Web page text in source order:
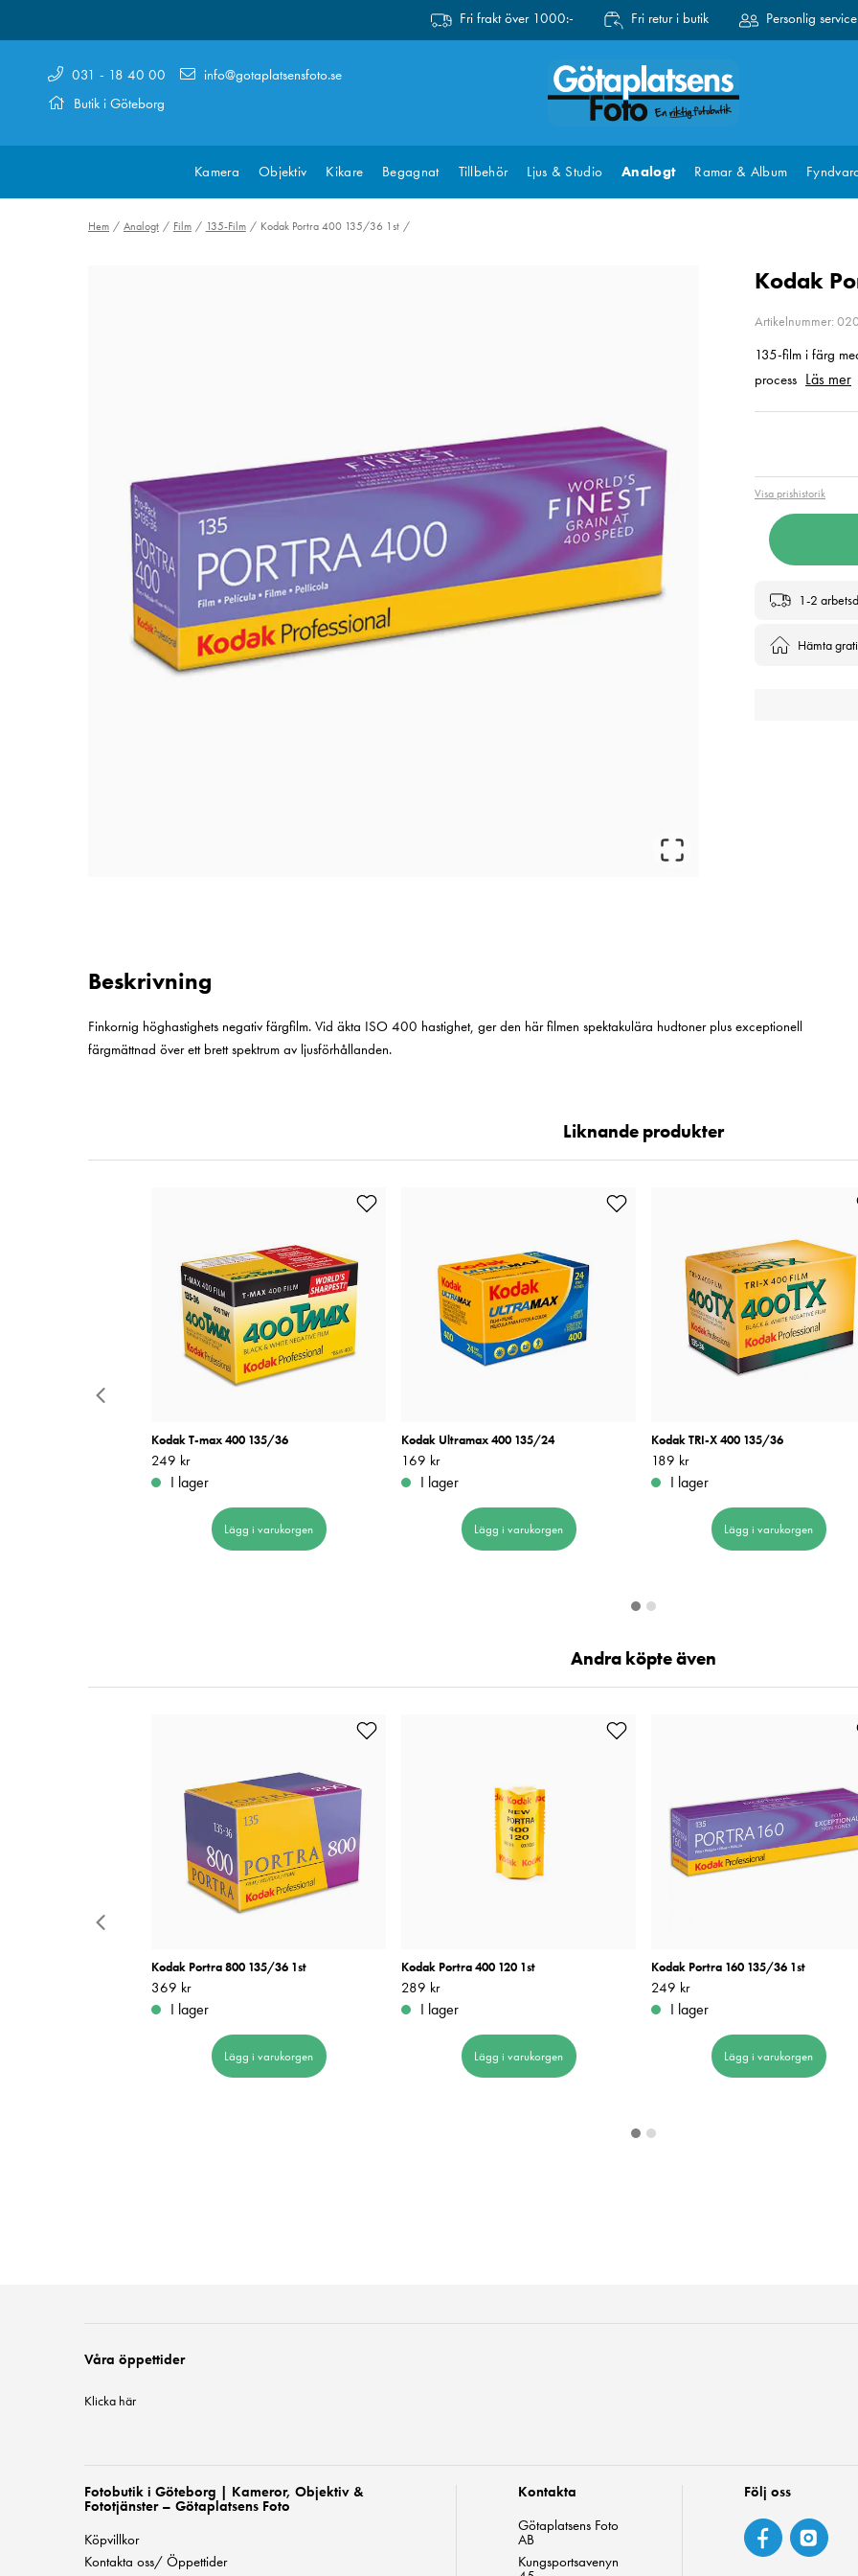
Fri frakt över 1000:- Fri retur i butik Personlig service
031 - 18 40 00
Butik i Göteborg
info@gotaplatsensfoto.se
Kamera Objektiv Kikare Begagnat Tillbehör Ljus & Studio Analogt Ramar & Album
Hem Analogt Film 135-Film Kodak Portra 400 135/36 1st
Kodak
Artikelnummer:
135-film i färg
process Läs mer
Visa prishistorik
1-2
Hämta
Beskrivning
Finkornig höghastighets negativ färgfilm. Vid äkta ISO 400 hastighet, ger den här filmen spektakulära hudtoner plus exceptionell
färgmättnad över ett brett spektrum av ljusförhållanden.
Liknande produkter
Kodak T-max 400 135/36
Pris: 249 kr
249 kr
I lager
Lägg i varukorgen
Kodak Ultramax 400 135/24
Pris: 169 kr
169 kr
I lager
Lägg i varukorgen
Kodak TRI-X 400 135/36
Pris: 189 kr
189 kr
I lager
Lägg i varukorgen
Andra köpte även
Kodak Portra 800 135/36 1st
Pris: 369 kr
369 kr
I lager
Lägg i varukorgen
Kodak Portra 400 120 1st
Pris: 289 kr
289 kr
I lager
Lägg i varukorgen
Kodak Portra 160 135/36 1st
Pris: 249 kr
249 kr
I lager
Lägg i varukorgen
Våra öppettider
Klicka här
Fotobutik i Göteborg | Kameror, Objektiv &
Fototjänster – Götaplatsens Foto
Köpvillkor
Kontakta oss/ Öppettider
Kontakta
Götaplatsens Foto
AB
Kungsportsavenyn
Följ oss